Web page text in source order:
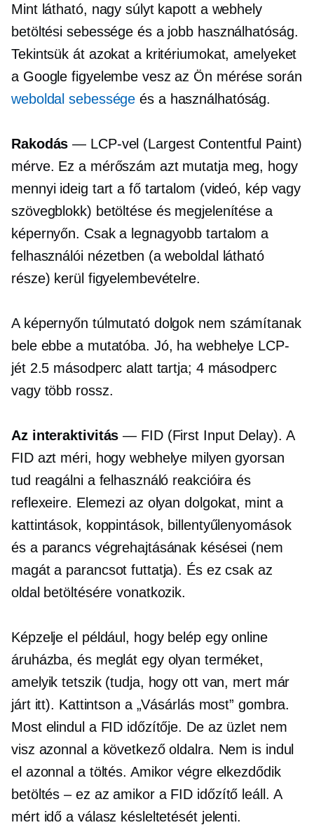
Mint látható, nagy súlyt kapott a webhely
betöltési sebessége és a jobb használhatóság.
Tekintsük át azokat a kritériumokat, amelyeket
a Google figyelembe vesz az Ön mérése során
weboldal sebessége és a használhatóság.
Rakodás — LCP-vel (Largest Contentful Paint)
mérve. Ez a mérőszám azt mutatja meg, hogy
mennyi ideig tart a fő tartalom (videó, kép vagy
szövegblokk) betöltése és megjelenítése a
képernyőn. Csak a legnagyobb tartalom a
felhasználói nézetben (a weboldal látható
része) kerül figyelembevételre.
A képernyőn túlmutató dolgok nem számítanak
bele ebbe a mutatóba. Jó, ha webhelye LCP-
jét 2.5 másodperc alatt tartja; 4 másodperc
vagy több rossz.
Az interaktivitás — FID (First Input Delay). A
FID azt méri, hogy webhelye milyen gyorsan
tud reagálni a felhasználó reakcióira és
reflexeire. Elemezi az olyan dolgokat, mint a
kattintások, koppintások, billentyűlenyomások
és a parancs végrehajtásának késései (nem
magát a parancsot futtatja). És ez csak az
oldal betöltésére vonatkozik.
Képzelje el például, hogy belép egy online
áruházba, és meglát egy olyan terméket,
amelyik tetszik (tudja, hogy ott van, mert már
járt itt). Kattintson a „Vásárlás most” gombra.
Most elindul a FID időzítője. De az üzlet nem
visz azonnal a következő oldalra. Nem is indul
el azonnal a töltés. Amikor végre elkezdődik
betöltés – ez az amikor a FID időzítő leáll. A
mért idő a válasz késleltetését jelenti.